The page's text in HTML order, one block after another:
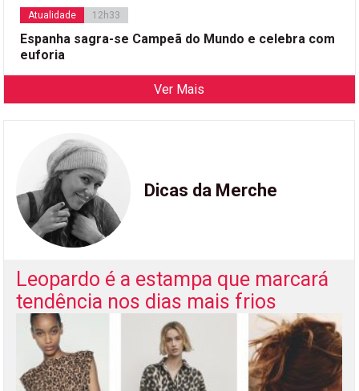
Atualidade 12h33
Espanha sagra-se Campeã do Mundo e celebra com
euforia
Ver Mais
Dicas da Merche
Leopardo é a estampa que marcará
tendência nos dias mais frios